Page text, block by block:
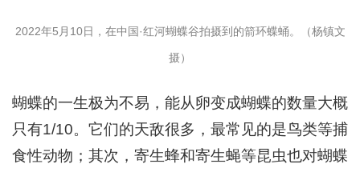
2022年5月10日，在中国·红河蝴蝶谷拍摄到的箭环蝶蛹。（杨镇文
摄）
蝴蝶的一生极为不易，能从卵变成蝴蝶的数量大概
只有1/10。它们的天敌很多，最常见的是鸟类等捕
食性动物；其次，寄生蜂和寄生蝇等昆虫也对蝴蝶